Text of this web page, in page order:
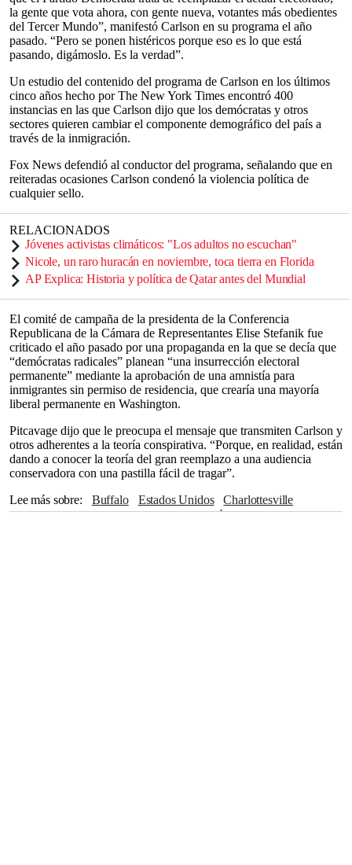
la gente que vota ahora, con gente nueva, votantes más obedientes
del Tercer Mundo”, manifestó Carlson en su programa el año
pasado. “Pero se ponen histéricos porque eso es lo que está
pasando, digámoslo. Es la verdad”.
Un estudio del contenido del programa de Carlson en los últimos
cinco años hecho por The New York Times encontró 400
instancias en las que Carlson dijo que los demócratas y otros
sectores quieren cambiar el componente demográfico del país a
través de la inmigración.
Fox News defendió al conductor del programa, señalando que en
reiteradas ocasiones Carlson condenó la violencia política de
cualquier sello.
RELACIONADOS
Jóvenes activistas climáticos: "Los adultos no escuchan"
Nicole, un raro huracán en noviembre, toca tierra en Florida
AP Explica: Historia y política de Qatar antes del Mundial
El comité de campaña de la presidenta de la Conferencia
Republicana de la Cámara de Representantes Elise Stefanik fue
criticado el año pasado por una propaganda en la que se decía que
“demócratas radicales” planean “una insurrección electoral
permanente” mediante la aprobación de una amnistía para
inmigrantes sin permiso de residencia, que crearía una mayoría
liberal permanente en Washington.
Pitcavage dijo que le preocupa el mensaje que transmiten Carlson y
otros adherentes a la teoría conspirativa. “Porque, en realidad, están
dando a conocer la teoría del gran reemplazo a una audiencia
conservadora con una pastilla fácil de tragar”.
Lee más sobre
Buffalo Estados Unidos
Charlottesville